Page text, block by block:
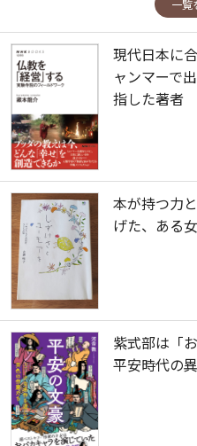
一覧
現代日本に
ャンマーで
指した著者
本が持つ力
げた、ある
紫式部は「
平安時代の